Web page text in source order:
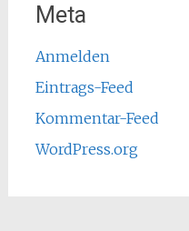
Meta
Anmelden
Eintrags-Feed
Kommentar-Feed
WordPress.org